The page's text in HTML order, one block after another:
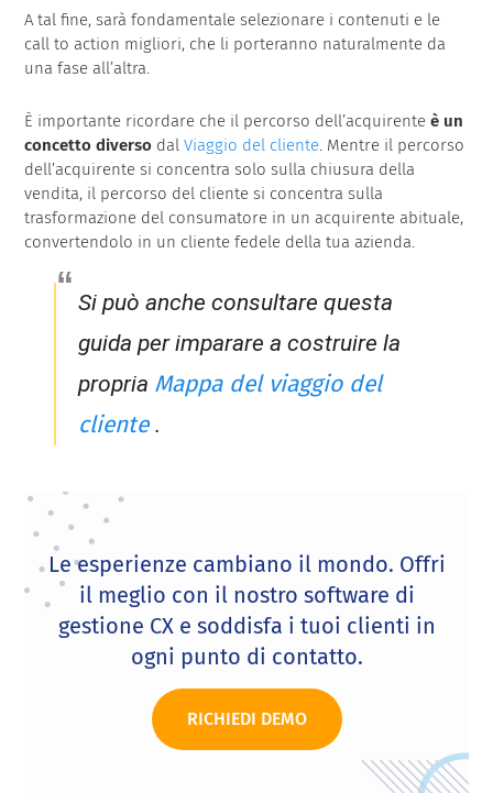
A tal fine, sarà fondamentale selezionare i contenuti e le
call to action migliori, che li porteranno naturalmente da
una fase all’altra.
È importante ricordare che il percorso dell’acquirenteè un
concetto diverso dalViaggio del cliente. Mentre il percorso
dell’acquirente si concentra solo sulla chiusura della
vendita, il percorso del cliente si concentra sulla
trasformazione del consumatore in un acquirente abituale,
convertendolo in un cliente fedele della tua azienda.
Si può anche consultare questa
guida per imparare a costruire la
propria Mappa del viaggio del
cliente .
Le esperienze cambiano il mondo. Offri
il meglio con il nostro software di
gestione CX e soddisfa i tuoi clienti in
ogni punto di contatto.
RICHIEDI DEMO